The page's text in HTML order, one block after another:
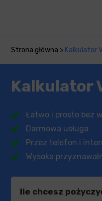
Strona główna > Kalkulator
Kalkulator
Łatwo i prosto bez
Darmowa usługa
Przez telefon i
Wysoka
Ile chcesz